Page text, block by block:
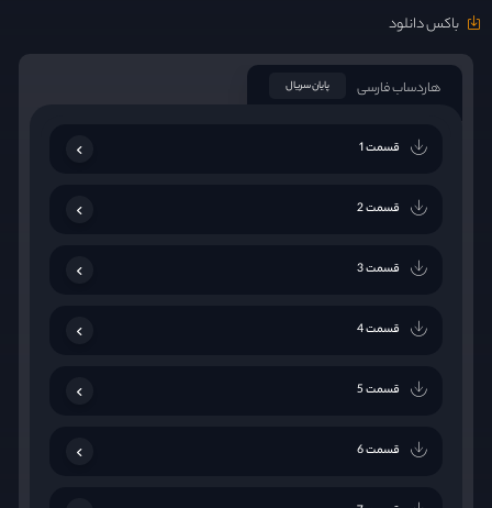
باکس دانلود
هاردساب فارسی پایان سریال
قسمت 1
قسمت 2
قسمت 3
قسمت 4
قسمت 5
قسمت 6